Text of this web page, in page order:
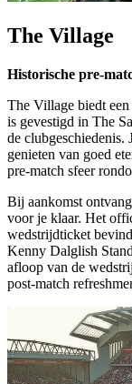
The Village
Historische
The Village biedt
is gevestigd in The
de clubgeschiedenis.
genieten van goed
pre‑match sfeer
Bij aankomst
voor je klaar. Het
wedstrijdticket
Kenny Dalglish
afloop van de
post‑match